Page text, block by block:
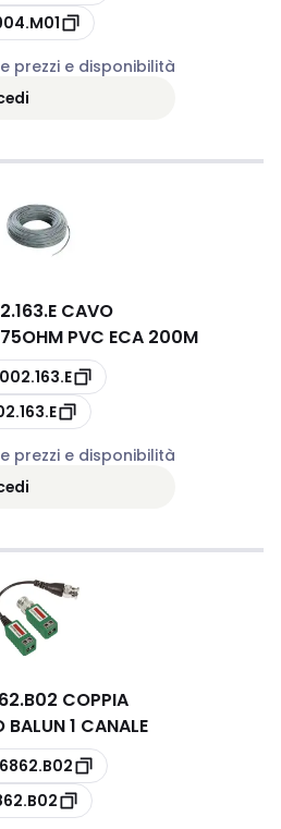
prezzi e disponibilità
CAVO
PVC ECA 200M
prezzi e disponibilità
COPPIA
BALUN 1 CANALE